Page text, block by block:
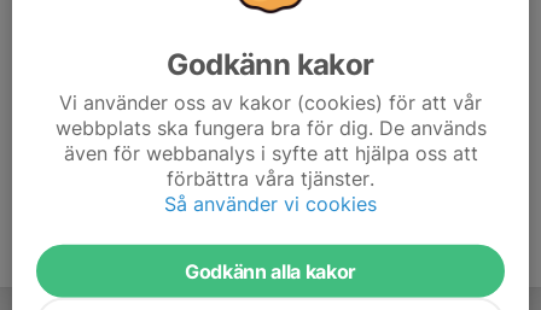
Godkänn kakor
Vi använder oss av kakor (cookies) för att vår
webbplats ska fungera bra för dig. De används
även för webbanalys i syfte att hjälpa oss att
förbättra våra tjänster.
Så använder vi cookies
Godkänn alla kakor